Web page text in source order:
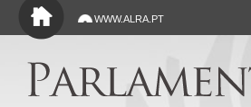
Saltar para o conteúdo principal
WWW.ALRA.PT